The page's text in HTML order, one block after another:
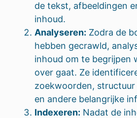
de tekst, afbeeldingen
inhoud.
Analyseren: Zodra de
hebben gecrawld,
inhoud om te begrijpen
over gaat. Ze
zoekwoorden, structuur
en andere belangrijke
Indexeren: Nadat de